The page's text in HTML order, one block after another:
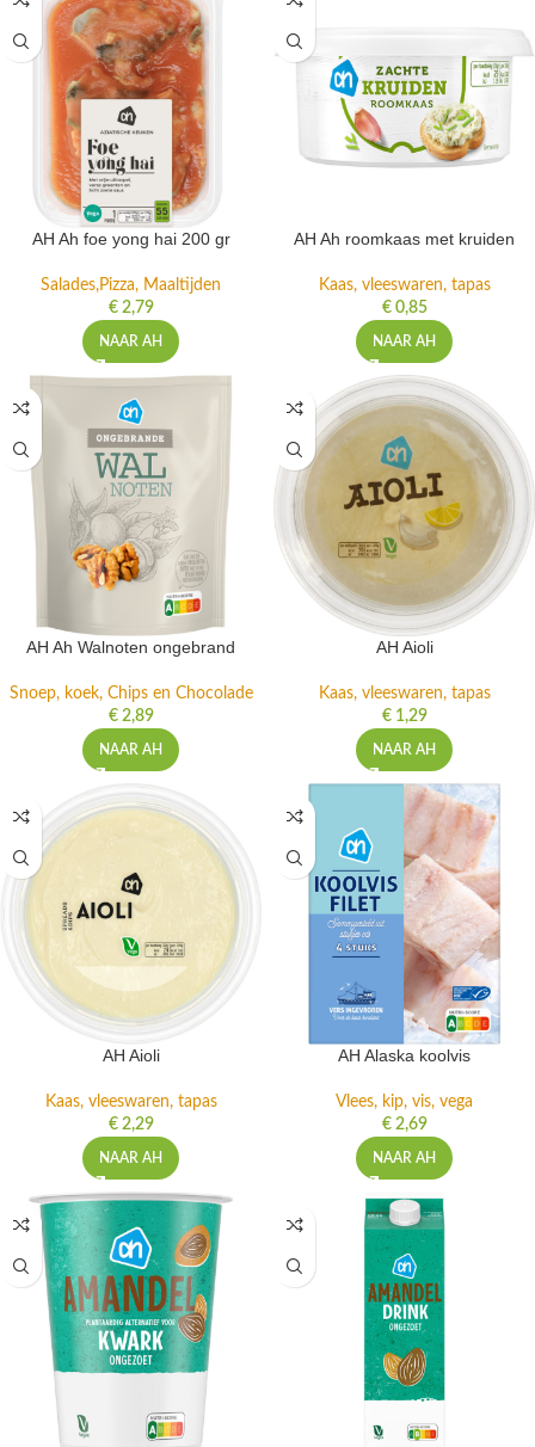
AH Ah foe yong hai 200 gr
Salades,Pizza, Maaltijden
€2,79
NAAR AH
AH Ah roomkaas met kruiden
Kaas, vleeswaren, tapas
€0,85
NAAR AH
AH Ah Walnoten ongebrand
Snoep, koek, Chips en Chocolade
€2,89
NAAR AH
AH Aioli
Kaas, vleeswaren, tapas
€1,29
NAAR AH
AH Aioli
Kaas, vleeswaren, tapas
€2,29
NAAR AH
AH Alaska koolvis
Vlees, kip, vis, vega
€2,69
NAAR AH